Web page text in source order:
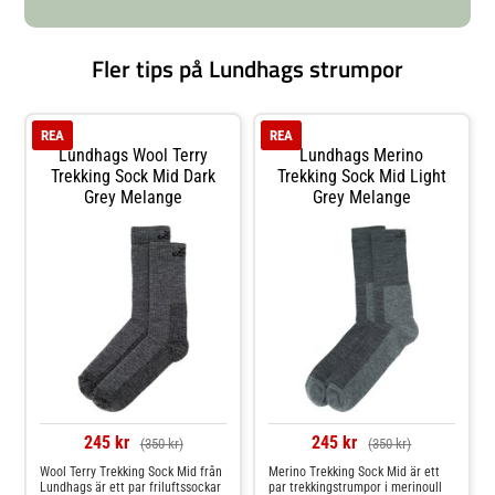
med mellanhögt och semi-högt
Innehåller: 1st Liner- + 1st
Trekking sock Material: 60 % ull,
polyamid, 1 % elastan
Fler tips på Lundhags strumpor
Lundhags Wool Terry
Trekking Sock Mid Dark
Grey Melange
REA
245 kr (350 kr)
Wool Terry Trekking Sock Mid från
Lundhags är ett par friluftssockar
Lundhags Merino
Trekking Sock Mid Light
Grey Melange
REA
245 kr (350 kr)
Merino Trekking Sock Mid är ett
par trekkingstrumpor i merinoull